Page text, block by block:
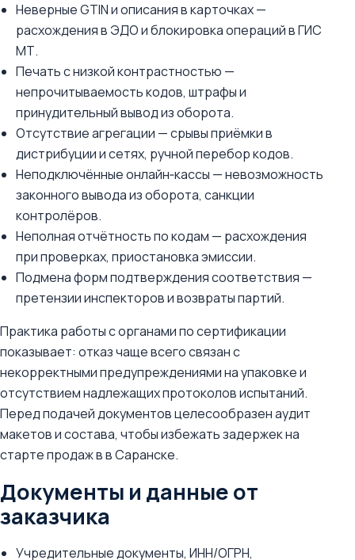
Неверные GTIN и описания в карточках —
расхождения в ЭДО и блокировка операций в ГИС
МТ.
Печать с низкой контрастностью —
непрочитываемость кодов, штрафы и
принудительный вывод из оборота.
Отсутствие агрегации — срывы приёмки в
дистрибуции и сетях, ручной перебор кодов.
Неподключённые онлайн‑кассы — невозможность
законного вывода из оборота, санкции
контролёров.
Неполная отчётность по кодам — расхождения
при проверках, приостановка эмиссии.
Подмена форм подтверждения соответствия —
претензии инспекторов и возвраты партий.
Практика работы с органами по сертификации
показывает: отказ чаще всего связан с
некорректными предупреждениями на упаковке и
отсутствием надлежащих протоколов испытаний.
Перед подачей документов целесообразен аудит
макетов и состава, чтобы избежать задержек на
старте продаж в в Саранске.
Документы и данные от
заказчика
Учредительные документы, ИНН/ОГРН,